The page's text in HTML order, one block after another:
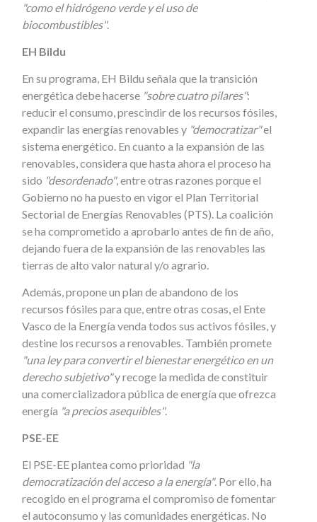
"como el hidrógeno verde y el uso de
biocombustibles".
EH Bildu
En su programa, EH Bildu señala que la transición
energética debe hacerse "sobre cuatro pilares":
reducir el consumo, prescindir de los recursos fósiles,
expandir las energías renovables y "democratizar"el
sistema energético. En cuanto a la expansión de las
renovables, considera que hasta ahora el proceso ha
sido "desordenado", entre otras razones porque el
Gobierno no ha puesto en vigor el Plan Territorial
Sectorial de Energías Renovables (PTS). La coalición
se ha comprometido a aprobarlo antes de fin de año,
dejando fuera de la expansión de las renovables las
tierras de alto valor natural y/o agrario.
Además, propone un plan de abandono de los
recursos fósiles para que, entre otras cosas, el Ente
Vasco de la Energía venda todos sus activos fósiles, y
destine los recursos a renovables. También promete
"una ley para convertir el bienestar energético en un
derecho subjetivo"y recoge la medida de constituir
una comercializadora pública de energía que ofrezca
energía "a precios asequibles".
PSE-EE
El PSE-EE plantea como prioridad "la
democratización del acceso a la energía". Por ello, ha
recogido en el programa el compromiso de fomentar
el autoconsumo y las comunidades energéticas. No